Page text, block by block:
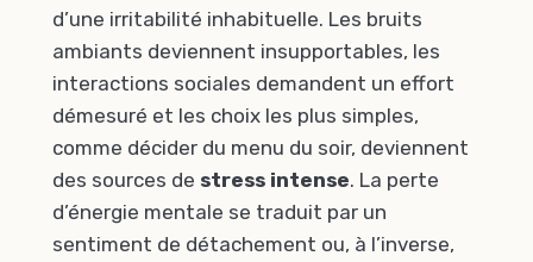
d’une irritabilité inhabituelle. Les bruits
ambiants deviennent insupportables, les
interactions sociales demandent un effort
démesuré et les choix les plus simples,
comme décider du menu du soir, deviennent
des sources de stress intense. La perte
d’énergie mentale se traduit par un
sentiment de détachement ou, à l’inverse,